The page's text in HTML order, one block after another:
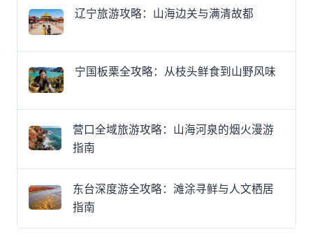
辽宁旅游攻略：山海边关与满清故都
宁国板栗全攻略：从枝头鲜食到山野风味
营口全域旅游攻略：山海河泉的烟火漫游
指南
东台深度游全攻略：滩涂寻鲜与人文栖居
指南